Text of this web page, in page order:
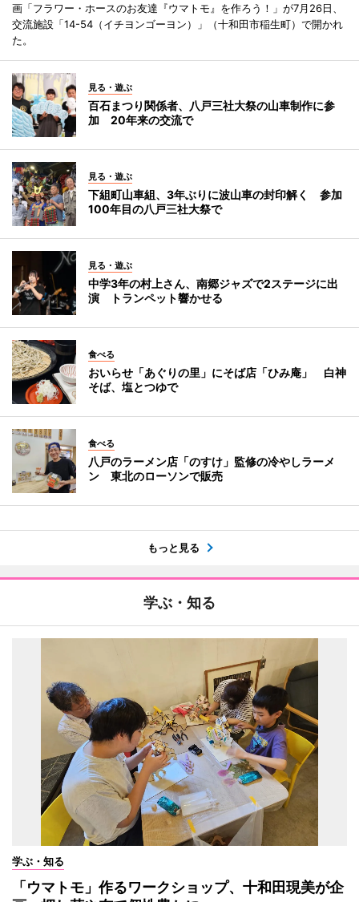
画「フラワー・ホースのお友達『ウマトモ』を作ろう！」が7月26日、
交流施設「14-54（イチヨンゴーヨン）」（十和田市稲生町）で開かれ
た。
見る・遊ぶ
百石まつり関係者、八戸三社大祭の山車制作に参
加 20年来の交流で
見る・遊ぶ
下組町山車組、3年ぶりに波山車の封印解く 参加
100年目の八戸三社大祭で
見る・遊ぶ
中学3年の村上さん、南郷ジャズで2ステージに出
演 トランペット響かせる
食べる
おいらせ「あぐりの里」にそば店「ひみ庵」 白神
そば、塩とつゆで
食べる
八戸のラーメン店「のすけ」監修の冷やしラーメ
ン 東北のローソンで販売
もっと見る
学ぶ・知る
学ぶ・知る
「ウマトモ」作るワークショップ、十和田現美が企